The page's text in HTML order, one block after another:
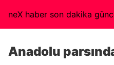
neX haber son dakika
Anadolu